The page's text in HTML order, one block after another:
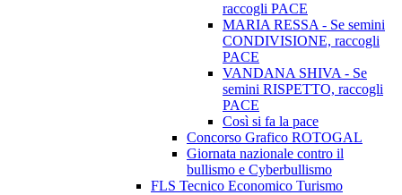
raccogli PACE
MARIA RESSA - Se semini
CONDIVISIONE, raccogli
PACE
VANDANA SHIVA - Se
semini RISPETTO, raccogli
PACE
Così si fa la pace
Concorso Grafico ROTOGAL
Giornata nazionale contro il
bullismo e Cyberbullismo
FLS Tecnico Economico Turismo